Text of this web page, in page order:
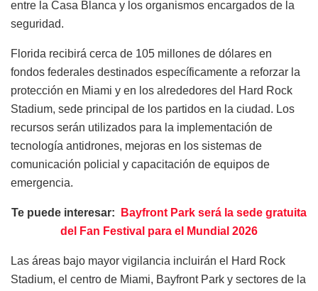
entre la Casa Blanca y los organismos encargados de la
seguridad.
Florida recibirá cerca de 105 millones de dólares en
fondos federales destinados específicamente a reforzar la
protección en Miami y en los alrededores del Hard Rock
Stadium, sede principal de los partidos en la ciudad. Los
recursos serán utilizados para la implementación de
tecnología antidrones, mejoras en los sistemas de
comunicación policial y capacitación de equipos de
emergencia.
Te puede interesar:
Bayfront Park será la sede gratuita
del Fan Festival para el Mundial 2026
Las áreas bajo mayor vigilancia incluirán el Hard Rock
Stadium, el centro de Miami, Bayfront Park y sectores de la